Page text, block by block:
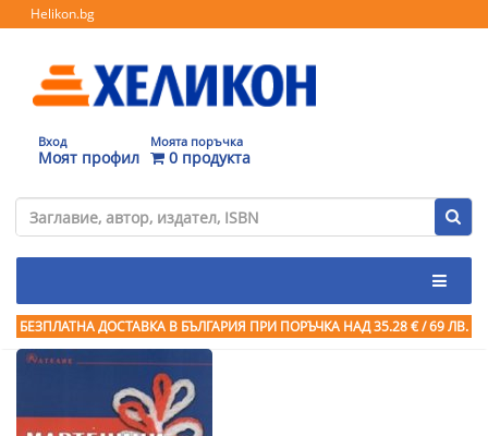
Helikon.bg
Вход
Моят профил
Моята поръчка
0 продукта
БЕЗПЛАТНА ДОСТАВКА В БЪЛГАРИЯ ПРИ ПОРЪЧКА НАД 35.28 € / 69 ЛВ.